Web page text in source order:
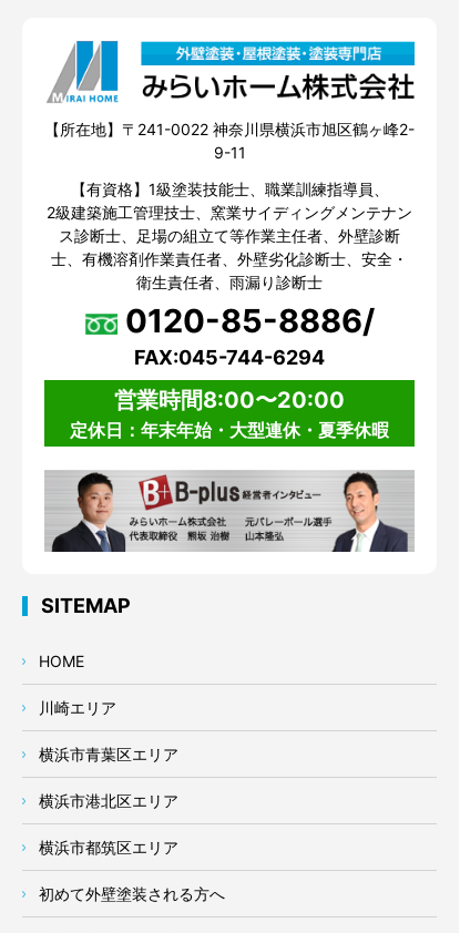
【所在地】〒241-0022 神奈川県横浜市旭区鶴ヶ峰2-
9-11
【有資格】1級塗装技能士、職業訓練指導員、
2級建築施工管理技士、窯業サイディングメンテナン
ス診断士、足場の組立て等作業主任者、外壁診断
士、有機溶剤作業責任者、外壁劣化診断士、安全・
衛生責任者、雨漏り診断士
0120-85-8886/
FAX:045-744-6294
営業時間8:00〜20:00
定休日：年末年始・大型連休・夏季休暇
SITEMAP
HOME
川崎エリア
横浜市青葉区エリア
横浜市港北区エリア
横浜市都筑区エリア
初めて外壁塗装される方へ